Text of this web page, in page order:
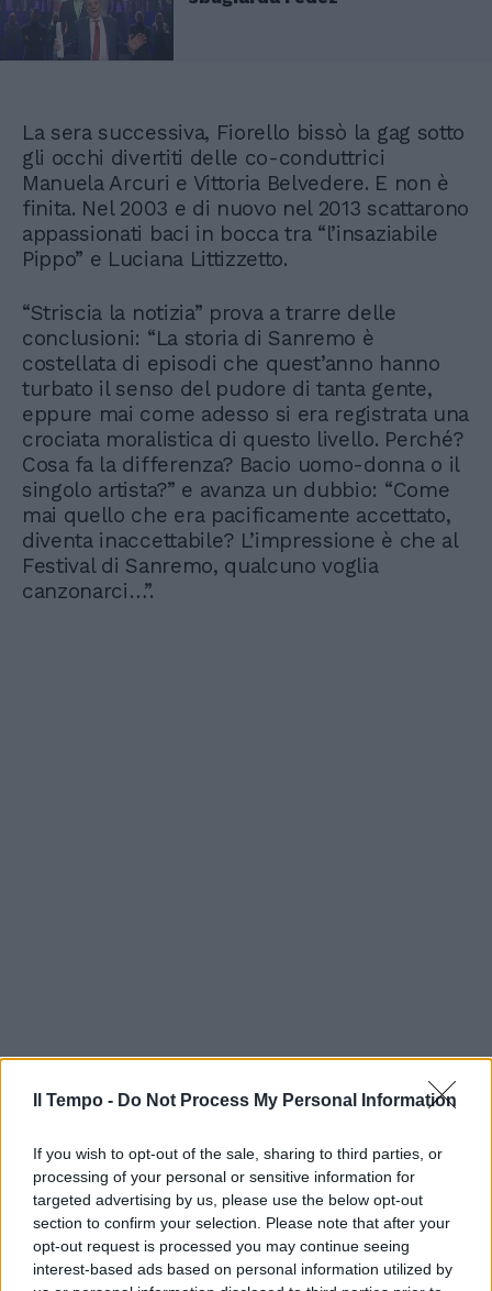
Il Tempo - Do Not Process My Personal Information
If you wish to opt-out of the sale, sharing to third parties, or
processing of your personal or sensitive information for
targeted advertising by us, please use the below opt-out
section to confirm your selection. Please note that after your
opt-out request is processed you may continue seeing
interest-based ads based on personal information utilized by
La sera successiva, Fiorello bissò la gag sotto
gli occhi divertiti delle co-conduttrici
Manuela Arcuri e Vittoria Belvedere. E non è
finita. Nel 2003 e di nuovo nel 2013 scattarono
appassionati baci in bocca tra “l’insaziabile
Pippo” e Luciana Littizzetto.
“Striscia la notizia” prova a trarre delle
conclusioni: “La storia di Sanremo è
costellata di episodi che quest’anno hanno
turbato il senso del pudore di tanta gente,
eppure mai come adesso si era registrata una
crociata moralistica di questo livello. Perché?
Cosa fa la differenza? Bacio uomo-donna o il
singolo artista?” e avanza un dubbio: “Come
mai quello che era pacificamente accettato,
diventa inaccettabile? L’impressione è che al
Festival di Sanremo, qualcuno voglia
canzonarci…”.